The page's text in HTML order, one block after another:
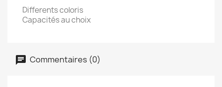
Differents coloris
Capacités au choix
Commentaires (0)